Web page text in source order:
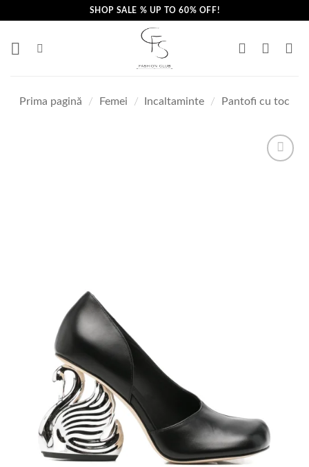
content
SHOP SALE % UP TO 60% OFF!
Prima pagină / Femei / Incaltaminte / Pantofi cu toc